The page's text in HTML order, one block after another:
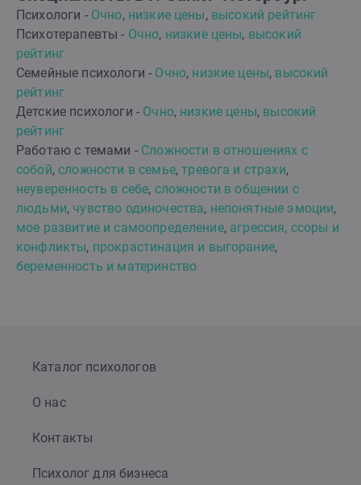
Психологи - Очно, низкие цены, высокий рейтинг
Психотерапевты - Очно, низкие цены, высокий
рейтинг
Семейные психологи - Очно, низкие цены, высокий
рейтинг
Детские психологи - Очно, низкие цены, высокий
рейтинг
Работаю с темами - Сложности в отношениях с
собой,сложности в семье,тревога и страхи,
неуверенность в себе, сложности в общении с
людьми, чувство одиночества, непонятные эмоции,
мое развитие и самоопределение, агрессия, ссоры и
конфликты, прокрастинация и выгорание,
беременность и материнство
Каталог психологов
О нас
Контакты
Психолог для бизнеса